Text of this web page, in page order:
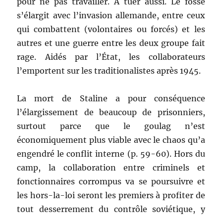
s’élargit avec l’invasion allemande, entre ceux
qui combattent (volontaires ou forcés) et les
autres et une guerre entre les deux groupe fait
rage. Aidés par l’État, les collaborateurs
l’emportent sur les traditionalistes après 1945.
La mort de Staline a pour conséquence
l’élargissement de beaucoup de prisonniers,
surtout parce que le goulag n’est
économiquement plus viable avec le chaos qu’a
engendré le conflit interne (p. 59-60). Hors du
camp, la collaboration entre criminels et
fonctionnaires corrompus va se poursuivre et
les hors-la-loi seront les premiers à profiter de
tout desserrement du contrôle soviétique, y